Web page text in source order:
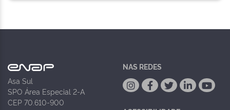
Asa Sul
SPO Área Especial 2-A
CEP 70.610-900
NAS REDES